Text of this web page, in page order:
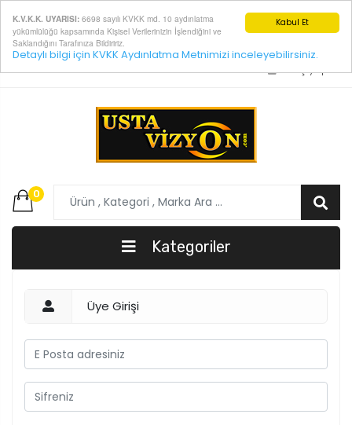
Kabul Et
K.V.K.K. UYARISI: 6698 sayılı KVKK md. 10 aydınlatma
yükümlülüğü kapsamında Kişisel Verilerinizin İşlendiğini ve
Saklandığını Tarafınıza Bildiririz.
Detaylı bilgi için KVKK Aydınlatma Metnimizi inceleyebilirsiniz.
Giriş yap
0
Kategoriler
Üye Girişi